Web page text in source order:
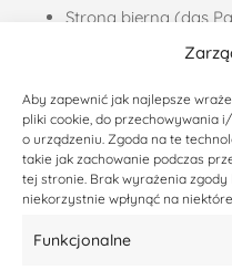
Aby zapewnić jak najlepsze
pliki cookie, do przechowywania
o urządzeniu. Zgoda na te
takie jak zachowanie podczas
tej stronie. Brak wyrażenia
niekorzystnie wpłynąć na
Funkcjonalne
Strona bierna (das
Liczebniki
Zaimki dzierżawcze
Życzenia
Codzienny niemiecki